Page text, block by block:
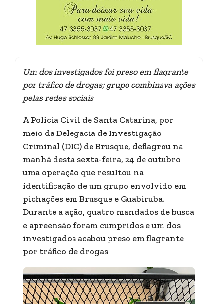
Um dos investigados foi preso em flagrante
por tráfico de drogas; grupo combinava ações
pelas redes sociais
A Polícia Civil de Santa Catarina, por
meio da Delegacia de Investigação
Criminal (DIC) de Brusque, deflagrou na
manhã desta sexta-feira, 24 de outubro
uma operação que resultou na
identificação de um grupo envolvido em
pichações em Brusque e Guabiruba.
Durante a ação, quatro mandados de busca
e apreensão foram cumpridos e um dos
investigados acabou preso em flagrante
por tráfico de drogas.